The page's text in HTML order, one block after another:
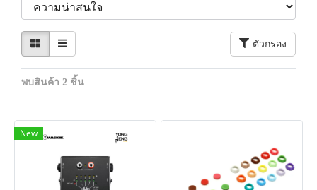
ตัวกรอง
พบสินค้า 2 ชิ้น
New